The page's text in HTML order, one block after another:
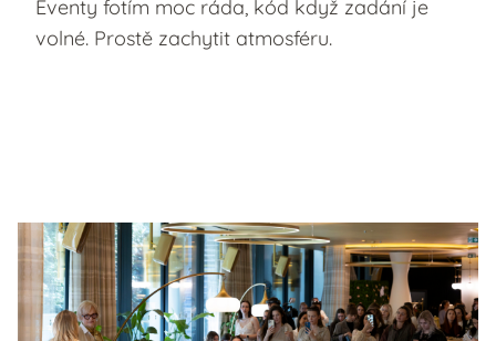
Eventy fotím moc ráda, kód když zadání je
volné. Prostě zachytit atmosféru.